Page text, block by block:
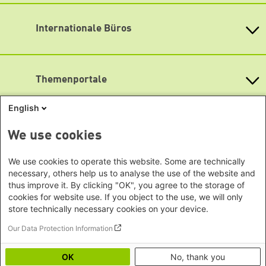
Öffnungszeiten
Barrierefreiheit
Heinrich-Böll-Stiftungen in den
Baden-Württemberg
Hamburg
Mecklenburg-Vorpommern
Niedersachsen
Nordrhein-Westfalen
Rheinland-Pfalz
Sachsen-Anhalt
Schleswig-Holstein
Internationale Büros
Büro Neu-Delhi - Indien
Büro Phnom Penh - Kambodscha
Büro Südostasien
Dialog
Büro Horn von Afrika -
Somalia/Somaliland, Sudan,
Äthiopien
Büro Nairobi - Kenia, Uganda,
Tansania
Büro Abuja - Nigeria
Büro Dakar - Senegal
Themenportale
Heimatkunde
Gunda-Werner-Institut
Archiv Grünes Gedächtnis
Studienwerk
Mediatheken
Antifeminismus begegnen
Gender Mediathek
Grüne Websites
Bündnis 90 / Die Grünen
Bundestagsfraktion
European Greens
Green European Foundation
Social Links
LinkedIn
English
We use cookies
We use cookies to operate this website. Some are technically
necessary, others help us to analyse the use of the website and
thus improve it. By clicking "OK", you agree to the storage of
cookies for website use. If you object to the use, we will only
store technically necessary cookies on your device.
Our Data Protection Information
OK No, thank you